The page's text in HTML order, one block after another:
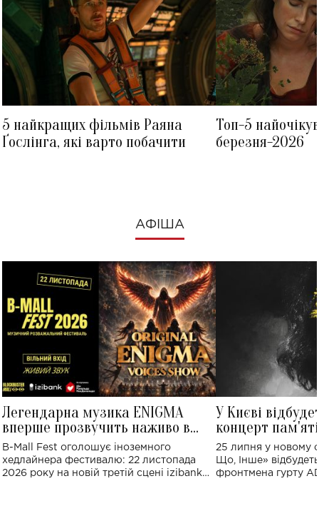
5 найкращих фільмів Раяна
Ґослінга, які варто побачити
Топ-5
березня-2026
АФІША
Легендарна музика ENIGMA
вперше прозвучить наживо в
Україні: де відбудеться концерт
B-Mall Fest оголошує іноземного
хедлайнера фестивалю: 22 листопада
2026 року на новій третій сцені izibank
У Києві
концерт
Клименка:
виконають
25 липня у новому
Що, Інше»
фронтмена гурту